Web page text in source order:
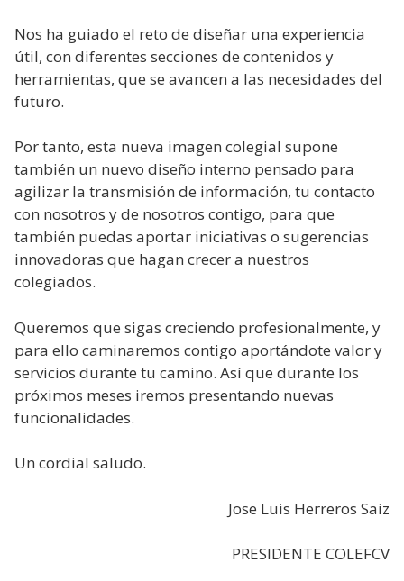
Nos ha guiado el reto de diseñar una experiencia
útil, con diferentes secciones de contenidos y
herramientas, que se avancen a las necesidades del
futuro.
Por tanto, esta nueva imagen colegial supone
también un nuevo diseño interno pensado para
agilizar la transmisión de información, tu contacto
con nosotros y de nosotros contigo, para que
también puedas aportar iniciativas o sugerencias
innovadoras que hagan crecer a nuestros
colegiados.
Queremos que sigas creciendo profesionalmente, y
para ello caminaremos contigo aportándote valor y
servicios durante tu camino. Así que durante los
próximos meses iremos presentando nuevas
funcionalidades.
Un cordial saludo.
Jose Luis Herreros Saiz
PRESIDENTE COLEFCV